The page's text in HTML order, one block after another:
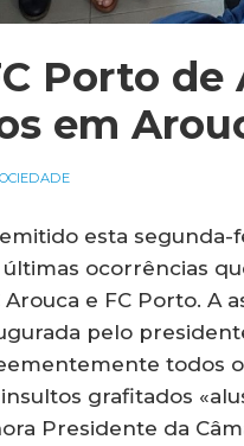
Porto
em
esta segunda-
ocorrências
e FC Porto. A
pelo
todos
grafitados
Presidente da